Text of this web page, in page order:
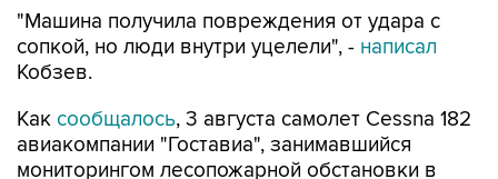
"Машина получила повреждения от удара с
сопкой, но люди внутри уцелели", - написал
Кобзев.
Как сообщалось, 3 августа самолет Cessna 182
авиакомпании "Гоставиа", занимавшийся
мониторингом лесопожарной обстановки в